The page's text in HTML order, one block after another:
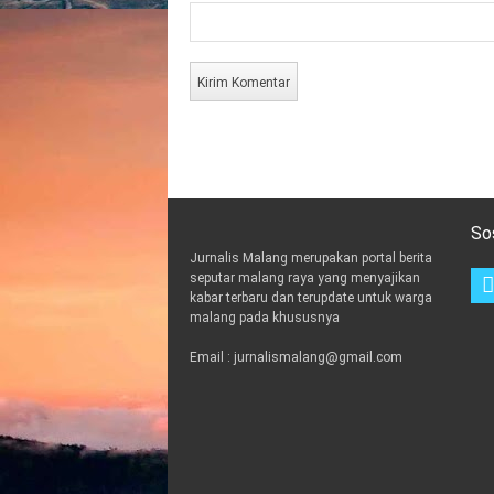
Jurnalis Malang merupakan portal berita
seputar malang raya yang menyajikan
kabar terbaru dan terupdate untuk warga
malang pada khususnya
Email : jurnalismalang@gmail.com